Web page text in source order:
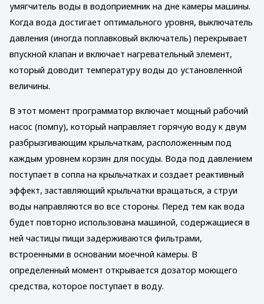
умягчитель воды в водоприемник на дне камеры машины.
Когда вода достигает оптимального уровня, выключатель
давления (иногда поплавковый включатель) перекрывает
впускной клапан и включает нагревательный элемент,
который доводит температуру воды до установленной
величины.
В этот момент программатор включает мощный рабочий
насос (помпу), который направляет горячую воду к двум
разбрызгивающим крыльчаткам, расположенным под
каждым уровнем корзин для посуды. Вода под давлением
поступает в сопла на крыльчатках и создает реактивный
эффект, заставляющий крыльчатки вращаться, а струи
воды направляются во все стороны. Перед тем как вода
будет повторно использована машиной, содержащиеся в
ней частицы пищи задерживаются фильтрами,
встроенными в основании моечной камеры. В
определенный момент открывается дозатор моющего
средства, которое поступает в воду.